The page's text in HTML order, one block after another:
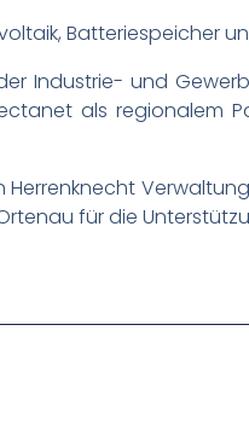
Batteriespeicher
Industrie- und
als regionalem
für die